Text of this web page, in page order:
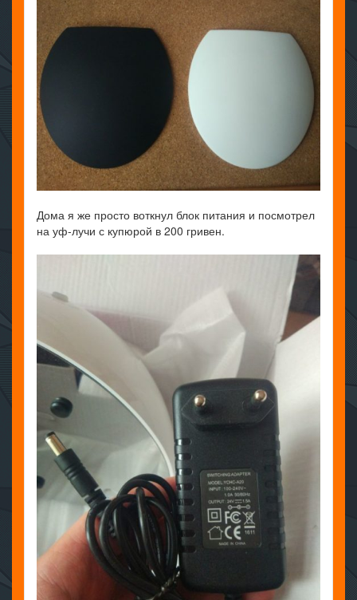
Дома я же просто воткнул блок питания и посмотрел
на уф-лучи с купюрой в 200 гривен.